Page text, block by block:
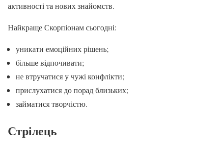
активності та нових знайомств.
Найкраще Скорпіонам сьогодні:
уникати емоційних рішень;
більше відпочивати;
не втручатися у чужі конфлікти;
прислухатися до порад близьких;
займатися творчістю.
Стрілець